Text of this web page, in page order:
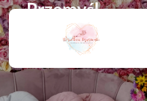
Przemyśl